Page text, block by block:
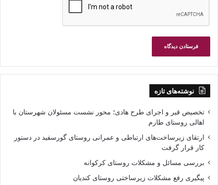
نوشته‌های تازه
تخصیص قیر و اجرای طرح هادی؛ محور نشست مسئولان شهرستان با
اهالی روستای طارم
ارتقای زیرساخت‌های ارتباطی و عمرانی روستای گورسفید در دستور
کار قرار گرفت
بررسی مسائل و مشکلات روستای کرکوانه
پیگیری رفع مشکلات زیرساختی روستای کندیان